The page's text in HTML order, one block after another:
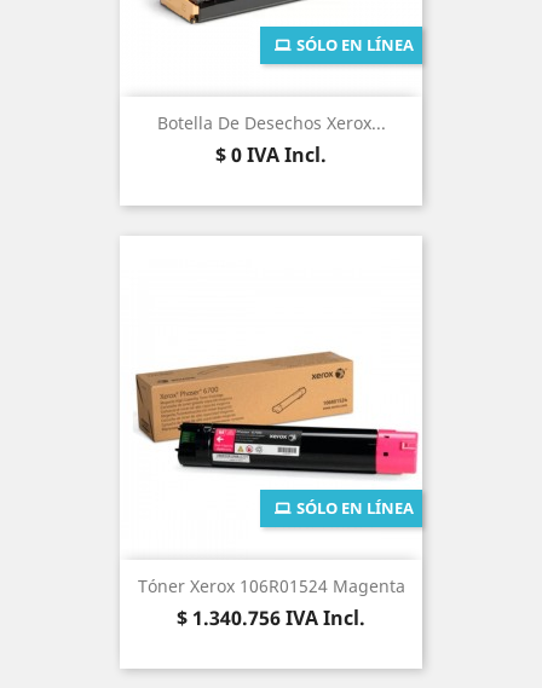
Botella De Desechos Xerox...
Precio
$ 0IVA Incl.
SÓLO EN LÍNEA
Tóner Xerox 106R01524 Magenta
Precio
$ 1.340.756IVA Incl.
SÓLO EN LÍNEA